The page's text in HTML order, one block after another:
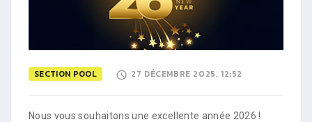
SECTION POOL 27 DÉCEMBRE 2025, 12:52
Nous vous souhaitons une excellente année 2026 !